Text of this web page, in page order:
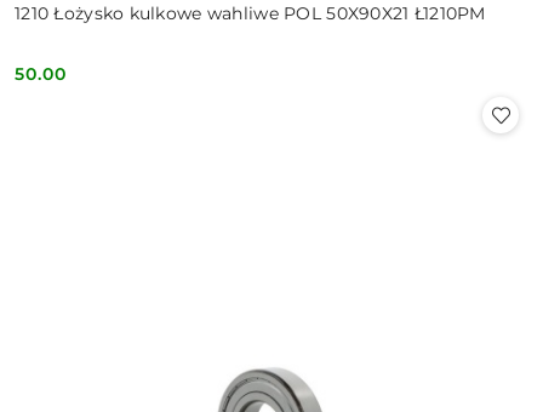
1210 Łożysko kulkowe wahliwe POL 50X90X21 Ł1210PM
Cena:
50.00